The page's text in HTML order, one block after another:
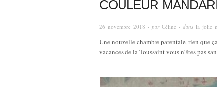
COULEUR
26 novembre 2018 · par Céline · dans la jolie
Une nouvelle chambre parentale, rien que
vacances de la Toussaint vous n’êtes pas